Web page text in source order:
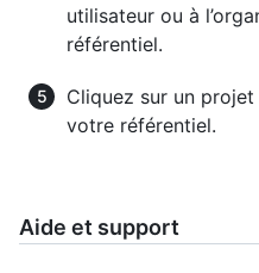
utilisateur ou à
référentiel.
Cliquez sur un
votre référentiel.
Aide et support